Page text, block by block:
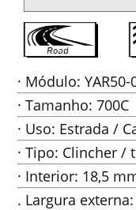
· Módulo: YAR50-
· Tamanho: 700C
· Uso: Estrada /
· Tipo: Clincher
· Interior: 18,5
. Largura